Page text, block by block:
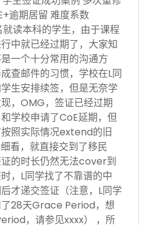
逾期居留 难度系数
本科的学生，由于课程
中就已经过期了，大家知
一个十分常用的沟通方
查邮件的习惯，学校在L同
生安排续签，但是无奈学
，OMG，签证已经过期
学校申请了CoE延期，但
照实际情况extend的旧
看，就直接交到了移民
的时长仍然无法cover到
，L同学找了不靠谱的中
才递交签证（注意，L同学
28天Grace Period，想
，请参见xxxx） ，所